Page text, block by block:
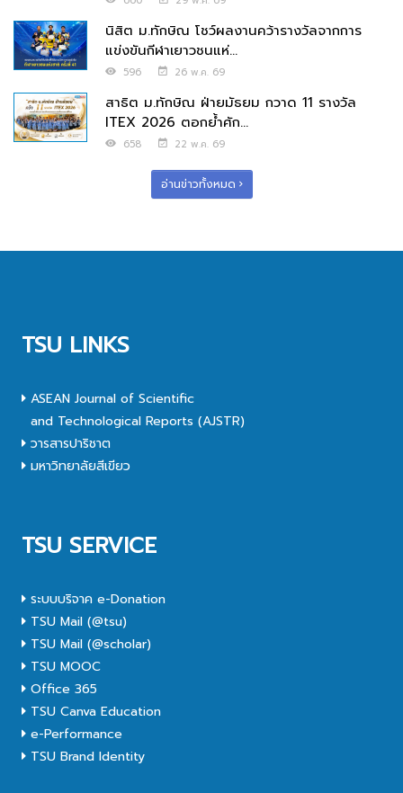
นิสิต ม.ทักษิณ โชว์ผลงานคว้ารางวัลจากการ
แข่งขันกีฬาเยาวชนแห่...
596 26 พ.ค. 69
สาธิต ม.ทักษิณ ฝ่ายมัธยม กวาด 11 รางวัล
ITEX 2026 ตอกย้ำศัก...
658 22 พ.ค. 69
อ่านข่าวทั้งหมด
TSU LINKS
ASEAN Journal of Scientific
and Technological Reports (AJSTR)
วารสารปาริชาต
มหาวิทยาลัยสีเขียว
TSU SERVICE
ระบบบริจาค e-Donation
TSU Mail (@tsu)
TSU Mail (@scholar)
TSU MOOC
Office 365
TSU Canva Education
e-Performance
TSU Brand Identity